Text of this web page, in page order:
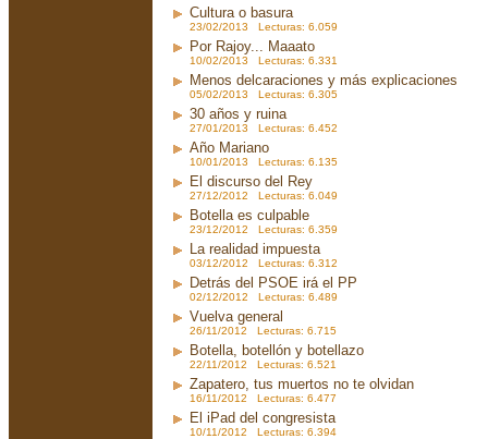
Cultura o basura
23/02/2013 Lecturas: 6.059
Por Rajoy... Maaato
10/02/2013 Lecturas: 6.331
Menos delcaraciones y más explicaciones
05/02/2013 Lecturas: 6.305
30 años y ruina
27/01/2013 Lecturas: 6.452
Año Mariano
10/01/2013 Lecturas: 6.135
El discurso del Rey
27/12/2012 Lecturas: 6.049
Botella es culpable
23/12/2012 Lecturas: 6.359
La realidad impuesta
03/12/2012 Lecturas: 6.312
Detrás del PSOE irá el PP
02/12/2012 Lecturas: 6.489
Vuelva general
26/11/2012 Lecturas: 6.715
Botella, botellón y botellazo
22/11/2012 Lecturas: 6.521
Zapatero, tus muertos no te olvidan
16/11/2012 Lecturas: 6.477
El iPad del congresista
10/11/2012 Lecturas: 6.394